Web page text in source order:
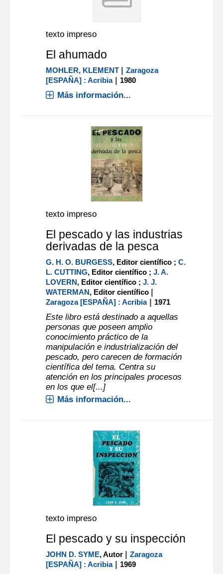
texto impreso
El ahumado
MOHLER, KLEMENT |Zaragoza
[ESPAÑA] : Acribia| 1980
Más información...
texto impreso
El pescado y las industrias
derivadas de la pesca
G. H. O. BURGESS, Editor científico ;C.
L. CUTTING, Editor científico ;J. A.
LOVERN, Editor científico ;J. J.
WATERMAN, Editor científico |
Zaragoza [ESPAÑA] : Acribia| 1971
Este libro está destinado a aquellas
personas que poseen amplio
conocimiento práctico de la
manipulación e industrialización del
pescado, pero carecen de formación
científica del tema. Centra su
atención en los principales procesos
en los que el[...]
Más información...
texto impreso
El pescado y su inspección
JOHN D. SYME, Autor |Zaragoza
[ESPAÑA] : Acribia| 1969